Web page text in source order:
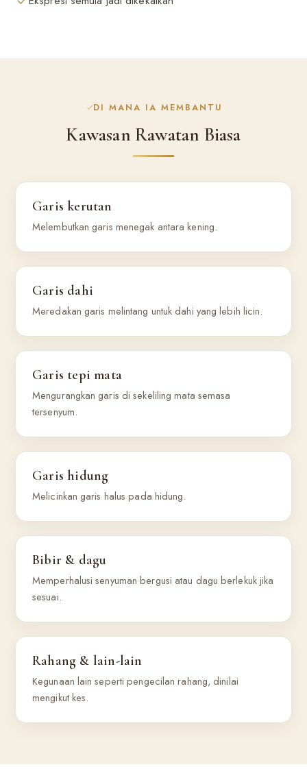
DI MANA IA MEMBANTU
Kawasan Rawatan Biasa
Garis kerutan
Melembutkan garis menegak antara kening.
Garis dahi
Meredakan garis melintang untuk dahi yang lebih licin.
Garis tepi mata
Mengurangkan garis di sekeliling mata semasa
tersenyum.
Garis hidung
Melicinkan garis halus pada hidung.
Bibir & dagu
Memperhalusi senyuman bergusi atau dagu berlekuk jika
sesuai.
Rahang & lain-lain
Kegunaan lain seperti pengecilan rahang, dinilai
mengikut kes.